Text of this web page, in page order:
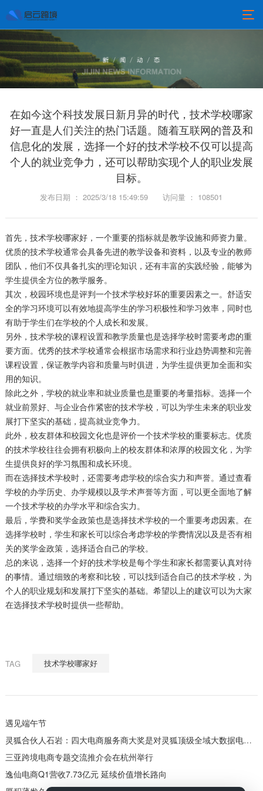
在如今这个科技发展日新月异的时代，技术学校哪家
好一直是人们关注的热门话题。随着互联网的普及和
信息化的发展，选择一个好的技术学校不仅可以提高
个人的就业竞争力，还可以帮助实现个人的职业发展
目标。
发布日期 ： 2025/3/18 15:49:59 访问量 ： 108501
首先，技术学校哪家好，一个重要的指标就是教学设施和师资力量。
优质的技术学校通常会具备先进的教学设备和资料，以及专业的教师
团队，他们不仅具备扎实的理论知识，还有丰富的实践经验，能够为
学生提供全方位的教学服务。
其次，校园环境也是评判一个技术学校好坏的重要因素之一。舒适安
全的学习环境可以有效地提高学生的学习积极性和学习效率，同时也
有助于学生们在学校的个人成长和发展。
另外，技术学校的课程设置和教学质量也是选择学校时需要考虑的重
要方面。优秀的技术学校通常会根据市场需求和行业趋势调整和完善
课程设置，保证教学内容和质量与时俱进，为学生提供更加全面和实
用的知识。
除此之外，学校的就业率和就业质量也是重要的考量指标。选择一个
就业前景好、与企业合作紧密的技术学校，可以为学生未来的职业发
展打下坚实的基础，提高就业竞争力。
此外，校友群体和校园文化也是评价一个技术学校的重要标志。优质
的技术学校往往会拥有积极向上的校友群体和浓厚的校园文化，为学
生提供良好的学习氛围和成长环境。
而在选择技术学校时，还需要考虑学校的综合实力和声誉。通过查看
学校的办学历史、办学规模以及学术声誉等方面，可以更全面地了解
一个技术学校的办学水平和综合实力。
最后，学费和奖学金政策也是选择技术学校的一个重要考虑因素。在
选择学校时，学生和家长可以综合考虑学校的学费情况以及是否有相
关的奖学金政策，选择适合自己的学校。
总的来说，选择一个好的技术学校是每个学生和家长都需要认真对待
的事情。通过细致的考察和比较，可以找到适合自己的技术学校，为
个人的职业规划和发展打下坚实的基础。希望以上的建议可以为大家
在选择技术学校时提供一些帮助。
TAG 技术学校哪家好
遇见端午节
灵狐合伙人石岩：四大电商服务商大奖是对灵狐顶级全域大数据电商服务能力的肯定
三亚跨境电商专题交流推介会在杭州举行
逸仙电商Q1营收7.73亿元 延续价值增长路向